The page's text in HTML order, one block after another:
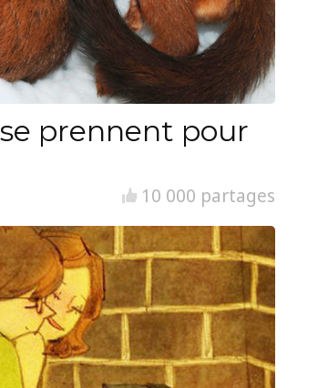
prennent pour
10 000 partages